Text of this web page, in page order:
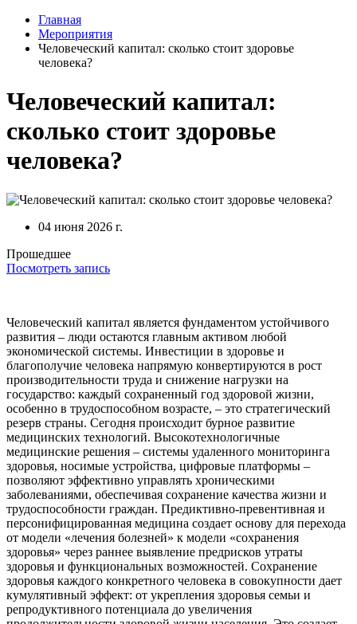
Главная
Мероприятия
Человеческий капитал: сколько стоит здоровье
человека?
Человеческий капитал:
сколько стоит здоровье
человека?
04 июня 2026 г.
Прошедшее
Посмотреть запись
Человеческий капитал является фундаментом устойчивого
развития – люди остаются главным активом любой
экономической системы. Инвестиции в здоровье и
благополучие человека напрямую конвертируются в рост
производительности труда и снижение нагрузки на
государство: каждый сохраненный год здоровой жизни,
особенно в трудоспособном возрасте, – это стратегический
резерв страны. Сегодня происходит бурное развитие
медицинских технологий. Высокотехнологичные
медицинские решения – системы удаленного мониторинга
здоровья, носимые устройства, цифровые платформы –
позволяют эффективно управлять хроническими
заболеваниями, обеспечивая сохранение качества жизни и
трудоспособности граждан. Предиктивно-превентивная и
персонифицированная медицина создает основу для перехода
от модели «лечения болезней» к модели «сохранения
здоровья» через раннее выявление предрисков утраты
здоровья и функциональных возможностей. Сохранение
здоровья каждого конкретного человека в совокупности дает
кумулятивный эффект: от укрепления здоровья семьи и
репродуктивного потенциала до увеличения